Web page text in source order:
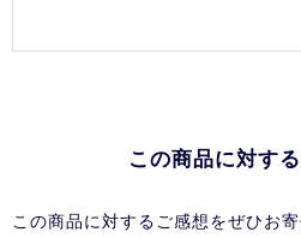
この商品に対す
この商品に対するご感想をぜひお寄